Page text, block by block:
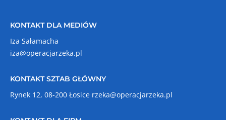
KONTAKT DLA MEDIÓW
Iza Sałamacha
iza@operacjarzeka.pl
KONTAKT SZTAB GŁÓWNY
Rynek 12, 08-200 Łosice rzeka@operacjarzeka.pl